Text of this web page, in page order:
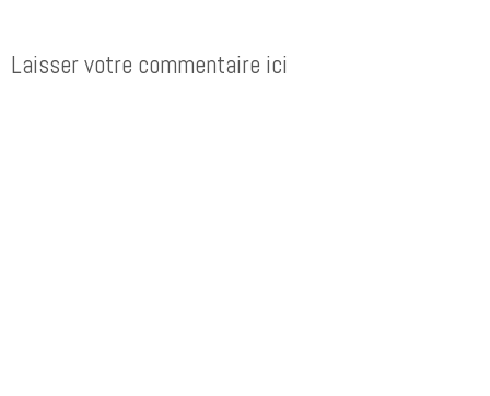
Laisser votre commentaire ici